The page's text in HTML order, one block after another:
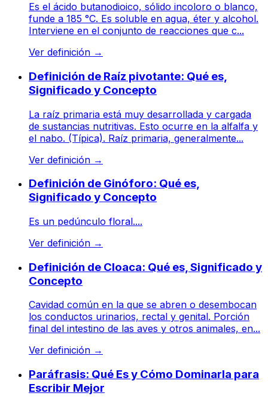
Es el ácido butanodioico, sólido incoloro o blanco,
funde a 185 °C. Es soluble en agua, éter y alcohol.
Interviene en el conjunto de reacciones que c...
Ver definición →
Definición de Raíz pivotante: Qué es,
Significado y Concepto
La raíz primaria está muy desarrollada y cargada
de sustancias nutritivas. Esto ocurre en la alfalfa y
el nabo. (Típica). Raíz primaria, generalmente...
Ver definición →
Definición de Ginóforo: Qué es,
Significado y Concepto
Es un pedúnculo floral....
Ver definición →
Definición de Cloaca: Qué es, Significado y
Concepto
Cavidad común en la que se abren o desembocan
los conductos urinarios, rectal y genital. Porción
final del intestino de las aves y otros animales, en...
Ver definición →
Paráfrasis: Qué Es y Cómo Dominarla para
Escribir Mejor